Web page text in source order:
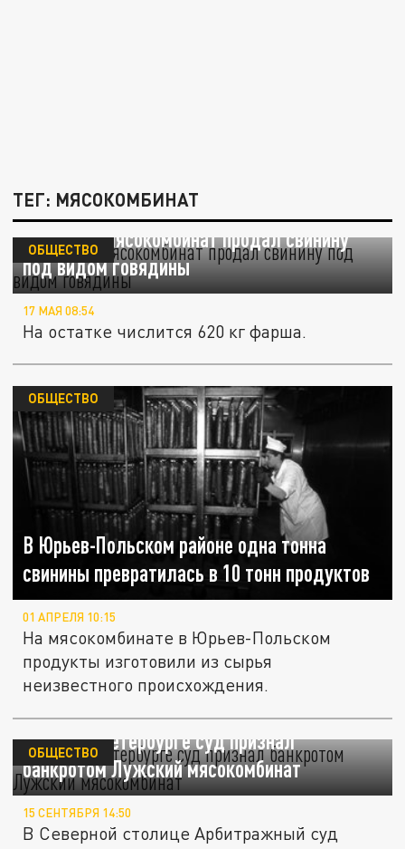
ТЕГ: МЯСОКОМБИНАТ
Пермский мясокомбинат продал свинину
под видом говядины
ОБЩЕСТВО
17 МАЯ 08:54
На остатке числится 620 кг фарша.
В Юрьев-Польском районе одна тонна
свинины превратилась в 10 тонн продуктов
ОБЩЕСТВО
01 АПРЕЛЯ 10:15
На мясокомбинате в Юрьев-Польском
продукты изготовили из сырья
неизвестного происхождения.
Почему в Петербурге суд признал
банкротом Лужский мясокомбинат
ОБЩЕСТВО
15 СЕНТЯБРЯ 14:50
В Северной столице Арбитражный суд